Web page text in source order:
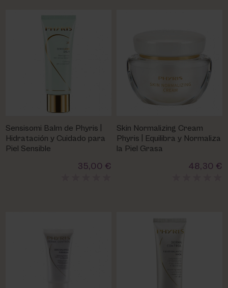
Sensisomi Balm de Phyris |
Hidratación y Cuidado para
Piel Sensible
35,00 €
Skin Normalizing Cream
Phyris | Equilibra y Normaliza
la Piel Grasa
48,30 €